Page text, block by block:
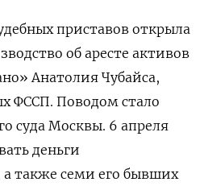
приставов открыла
об аресте активов
Анатолия Чубайса,
ФССП. Поводом стало
суда Москвы. 6 апреля
деньги
а также семи его бывших